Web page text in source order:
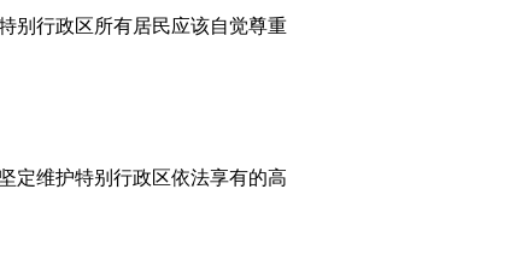
别行政区所有居民应该自觉尊重
定维护特别行政区依法享有的高